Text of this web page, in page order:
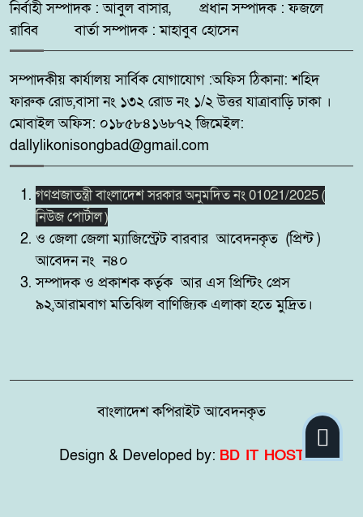
দুমকির আঙ্গারিয়ায় চেয়ারম্যান প্রার্থী
দেলোয়ার খানের মতবিনিময় সভা
৭
কুষ্টিয়ায় ‘ভিলেজ বয়েজ ক্লাব’র
উদ্যোগে মাদকবিরোধী ও
সচেতনতামূলক মিনি ফুটবল টুর্নামেন্ট
২০২৬ অনুষ্ঠিত
৮
সিলেট রেঞ্জের মধ্যে শ্রেষ্ট অফিসার
হিসেবে সম্মাননাপত্র গ্রহন করেন দিরাই
থানার ওসি মোঃ আমিনুল ইসলাম
৯
মদনে প্রশাসনের অভিযানে নিষিদ্ধ
বেড়জাল ও চায়না জাল পুড়িয়ে ধ্বংস,
১০
নির্বাহী সম্পাদক : আবুল বাসার, প্রধান সম্পাদক : ফজলে
রাব্বি বার্তা সম্পাদক : মাহাবুব হোসেন
সম্পাদকীয় কার্যালয় সার্বিক যোগাযোগ :অফিস ঠিকানা: শহিদ
ফারুক রোড,বাসা নং ১৩২ রোড নং ১/২ উত্তর যাত্রাবাড়ি ঢাকা ।
মোবাইল অফিস: ০১৮৫৮৪১৬৮৭২ জিমেইল:
dallylikonisongbad@gmail.com
গণপ্রজাতন্ত্রী বাংলাদেশ সরকার অনুমদিত নং 01021/2025 (
নিউজ পোর্টাল )
ও জেলা জেলা ম্যাজিস্ট্রেট বারবার আবেদনকৃত (প্রিন্ট )
আবেদন নং ন৪০
সম্পাদক ও প্রকাশক কর্তৃক আর এস প্রিন্টিং প্রেস
৯২,আরামবাগ মতিঝিল বাণিজ্যিক এলাকা হতে মুদ্রিত।
বাংলাদেশ কপিরাইট আবেদনকৃত
Design & Developed by: BD IT HOST